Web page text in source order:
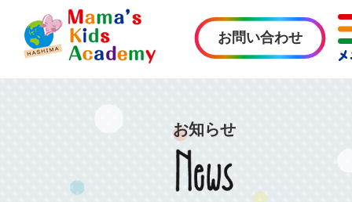
お問い合わせ
お知らせ